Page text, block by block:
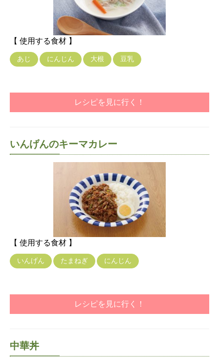
【 使用する食材 】
あじ にんじん 大根 豆乳
レシピを見に行く！
いんげんのキーマカレー
【 使用する食材 】
いんげん たまねぎ にんじん
レシピを見に行く！
中華丼